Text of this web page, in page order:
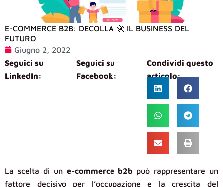
E-COMMERCE B2B: DECOLLA 🚀 IL BUSINESS DEL
FUTURO
Giugno 2, 2022
Seguici su
LinkedIn:
Seguici su
Facebook:
Condividi questo
articolo:
La scelta di un e-commerce b2b può rappresentare un
fattore decisivo per l’occupazione e la crescita del